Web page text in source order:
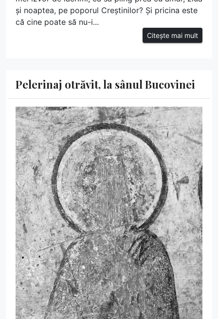
și noaptea, pe poporul Creștinilor? Și pricina este
că cine poate să nu-i...
Citește mai mult
Pelerinaj otrăvit, la sânul Bucovinei